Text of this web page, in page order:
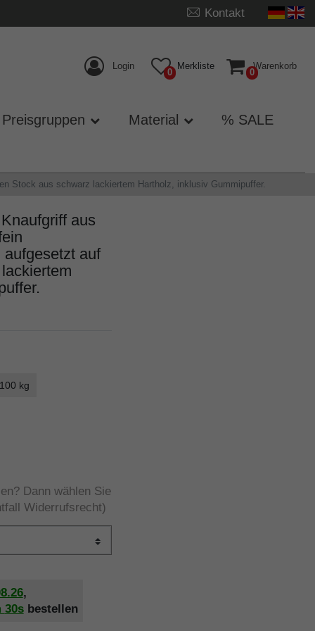
Kontakt
Login
0
Merkliste
0
Warenkorb
Preisgruppen Material % SALE
Stock aus schwarz lackiertem Hartholz, inklusiv Gummipuffer.
aus
auf
kg
Dann wählen Sie
Widerrufsrecht)
,
30sbestellen